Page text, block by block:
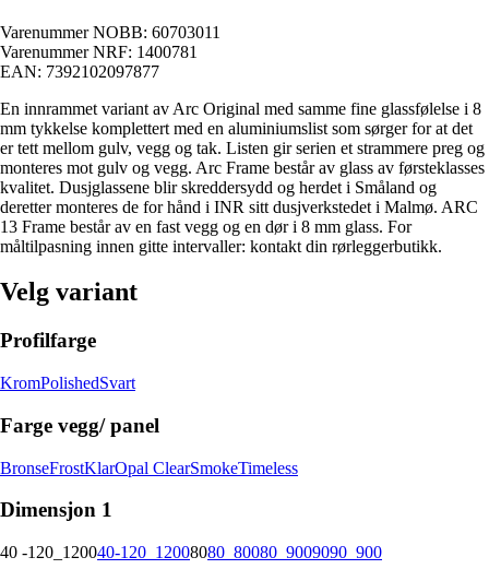
Varenummer NOBB: 60703011
Varenummer NRF: 1400781
EAN: 7392102097877
En innrammet variant av Arc Original med samme fine glassfølelse i 8
mm tykkelse komplettert med en aluminiumslist som sørger for at det
er tett mellom gulv, vegg og tak. Listen gir serien et strammere preg og
monteres mot gulv og vegg. Arc Frame består av glass av førsteklasses
kvalitet. Dusjglassene blir skreddersydd og herdet i Småland og
deretter monteres de for hånd i INR sitt dusjverkstedet i Malmø. ARC
13 Frame består av en fast vegg og en dør i 8 mm glass. For
måltilpasning innen gitte intervaller: kontakt din rørleggerbutikk.
Velg variant
Profilfarge
KromPolishedSvart
Farge vegg/ panel
BronseFrostKlarOpal ClearSmokeTimeless
Dimensjon 1
40 -120_120040-120_12008080_80080_9009090_900